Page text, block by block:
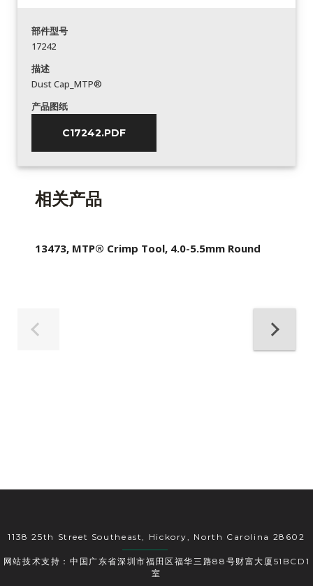
部件型号
17242
描述
Dust Cap_MTP®
产品图纸
C17242.PDF
相关产品
13473, MTP® Crimp Tool, 4.0-5.5mm Round
1138 25th Street Southeast, Hickory, North Carolina 28602
网站技术支持：中国广东省深圳市福田区福华三路88号财富大厦51BCD1
室